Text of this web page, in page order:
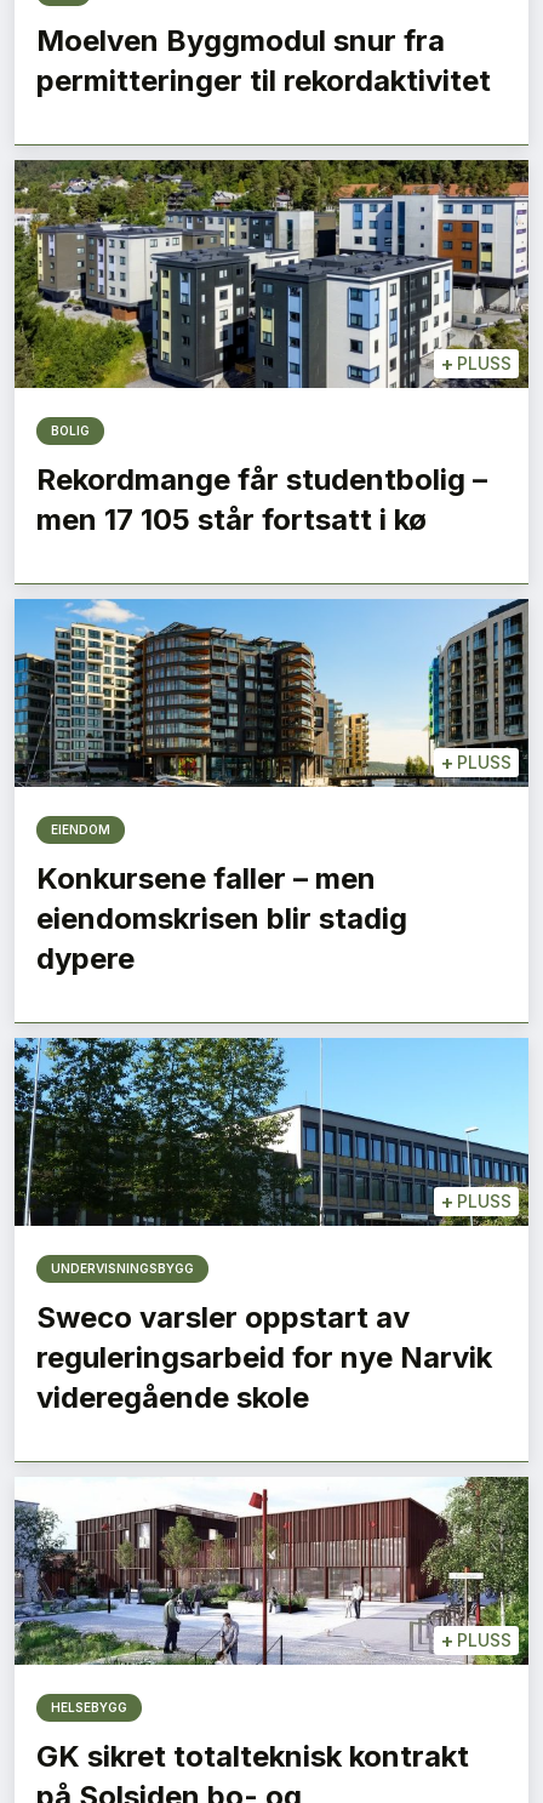
Moelven Byggmodul snur fra
permitteringer til rekordaktivitet
+ PLUSS
BOLIG
Rekordmange får studentbolig –
men 17 105 står fortsatt i kø
+ PLUSS
EIENDOM
Konkursene faller – men
eiendomskrisen blir stadig
dypere
+ PLUSS
UNDERVISNINGSBYGG
Sweco varsler oppstart av
reguleringsarbeid for nye Narvik
videregående skole
+ PLUSS
HELSEBYGG
GK sikret totalteknisk kontrakt